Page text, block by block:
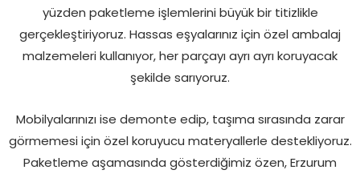
yüzden paketleme işlemlerini büyük bir titizlikle
gerçekleştiriyoruz. Hassas eşyalarınız için özel ambalaj
malzemeleri kullanıyor, her parçayı ayrı ayrı koruyacak
şekilde sarıyoruz.
Mobilyalarınızı ise demonte edip, taşıma sırasında zarar
görmemesi için özel koruyucu materyallerle destekliyoruz.
Paketleme aşamasında gösterdiğimiz özen, Erzurum